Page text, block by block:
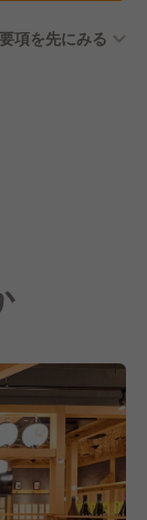
項を先にみる